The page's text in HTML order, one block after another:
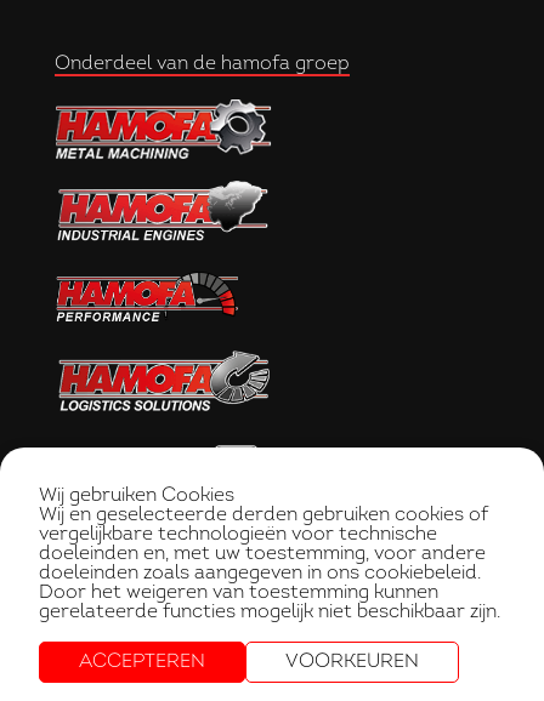
Wij gebruiken Cookies
Wij en geselecteerde derden gebruiken cookies of
vergelijkbare technologieën voor technische
doeleinden en, met uw toestemming, voor andere
doeleinden zoals aangegeven in ons cookiebeleid.
Door het weigeren van toestemming kunnen
gerelateerde functies mogelijk niet beschikbaar zijn.
ACCEPTEREN VOORKEUREN
Onderdeel van de hamofa groep